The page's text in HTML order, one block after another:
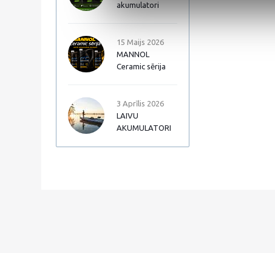
akumulatori
15 Maijs 2026
MANNOL
Ceramic sērija
3 Aprīlis 2026
LAIVU
AKUMULATORI